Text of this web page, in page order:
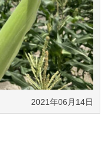
2021年06月14日